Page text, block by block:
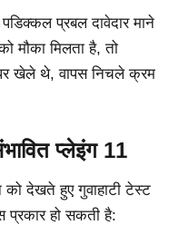
प्रबल दावेदार माने
मौका मिलता है, तो
खेले थे, वापस निचले क्रम
प्लेइंग 11
देखते हुए गुवाहाटी टेस्ट
प्रकार हो सकती है: